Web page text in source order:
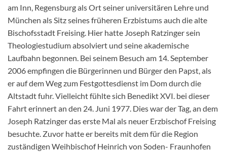
am Inn, Regensburg als Ort seiner universitären Lehre und
München als Sitz seines früheren Erzbistums auch die alte
Bischofsstadt Freising. Hier hatte Joseph Ratzinger sein
Theologiestudium absolviert und seine akademische
Laufbahn begonnen. Bei seinem Besuch am 14. September
2006 empfingen die Bürgerinnen und Bürger den Papst, als
er auf dem Weg zum Festgottesdienst im Dom durch die
Altstadt fuhr. Vielleicht fühlte sich Benedikt XVI. bei dieser
Fahrt erinnert an den 24. Juni 1977. Dies war der Tag, an dem
Joseph Ratzinger das erste Mal als neuer Erzbischof Freising
besuchte. Zuvor hatte er bereits mit dem für die Region
zuständigen Weihbischof Heinrich von Soden- Fraunhofen